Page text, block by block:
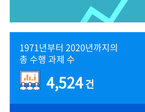
1971년부터 2020년까지의
총 수행 과제 수
4,524건